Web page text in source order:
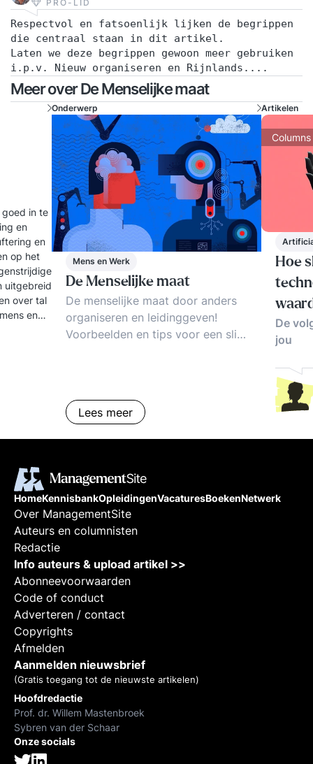
vragen over je toelating of wil je sparren of deze
opleiding het beste past bij jouw situatie en
ambities? Heb je wel relevante werkervaring,
maar geen hbo-diploma? Met de juiste motivatie
is er veel mogelijk! Opleidingsadviseur Saskia
Dekker adviseert je graag via T: 06 2111 5434, E:
saskia.dekker@inholland.nl of een persoonlijk
online adviesgesprek via MS Teams.
PRO-LID
Respectvol en fatsoenlijk lijken de begrippen
die centraal staan in dit artikel.
Laten we deze begrippen gewoon meer gebruiken
i.p.v. Nieuw organiseren en Rijnlands....
Meer over De Menselijke maat
goed in te
en
en
op het
uitgebreid
over tal
en
Onderwerp
Mens en Werk
De Menselijke maat
De menselijke maat door anders
organiseren en leidinggeven!
Voorbeelden en tips voor een slim
Lees meer
Artikelen
Columns
Hoe
De
jou
HomeKennisbankOpleidingenVacaturesBoekenNetwerk
Over ManagementSite
Auteurs en columnisten
Redactie
Info auteurs & upload artikel >>
Abonneevoorwaarden
Code of conduct
Adverteren / contact
Copyrights
Afmelden
Aanmelden nieuwsbrief
(Gratis toegang tot de nieuwste artikelen)
Hoofdredactie
Prof. dr. Willem Mastenbroek
Sybren van der Schaar
Onze socials